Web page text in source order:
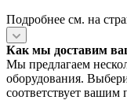
Подробнее см. на
Как мы доставим
Мы предлагаем
оборудования.
соответствует вашим